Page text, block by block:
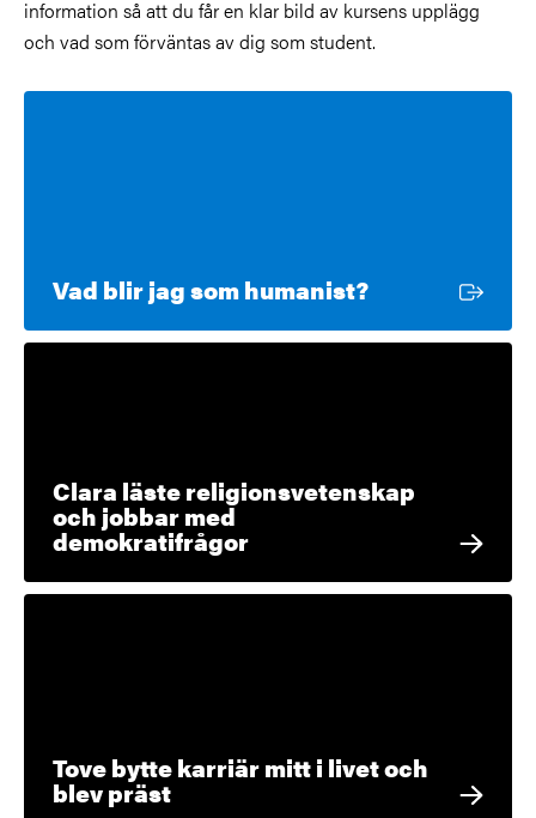
information så att du får en klar bild av kursens upplägg
och vad som förväntas av dig som student.
Vad blir jag som humanist?Extern länk
Clara läste religionsvetenskap
och jobbar med
demokratifrågor
Tove bytte karriär mitt i livet och
blev präst